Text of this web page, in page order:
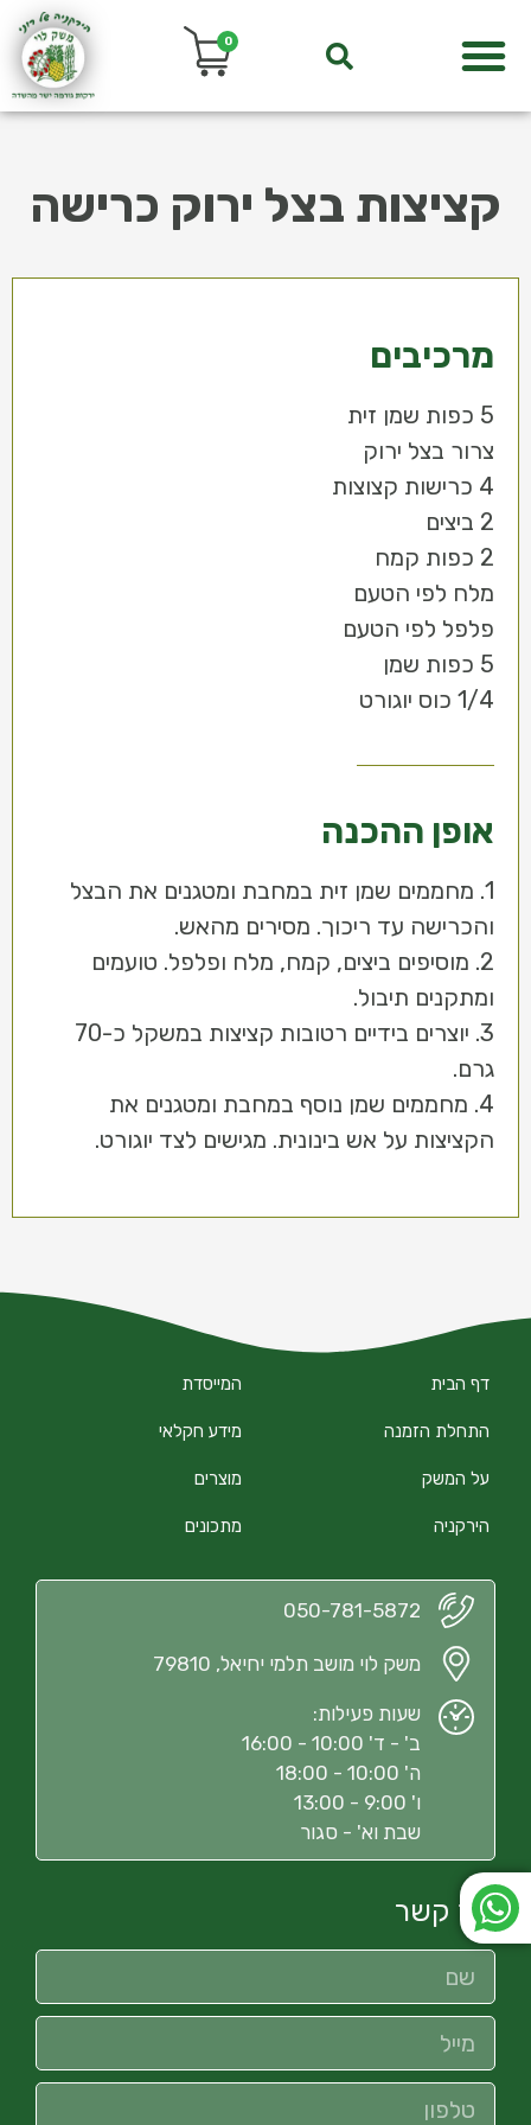
0
קציצות בצל ירוק כרישה
מרכיבים
5 כפות שמן זית
צרור בצל ירוק
4 כרישות קצוצות
2 ביצים
2 כפות קמח
מלח לפי הטעם
פלפל לפי הטעם
5 כפות שמן
1/4 כוס יוגורט
אופן ההכנה
1. מחממים שמן זית במחבת ומטגנים את הבצל
והכרישה עד ריכוך. מסירים מהאש.
2. מוסיפים ביצים, קמח, מלח ופלפל. טועמים
ומתקנים תיבול.
3. יוצרים בידיים רטובות קציצות במשקל כ-70
גרם.
4. מחממים שמן נוסף במחבת ומטגנים את
הקציצות על אש בינונית. מגישים לצד יוגורט.
דף הבית
התחלת הזמנה
על המשק
הירקניה
המייסדת
מידע חקלאי
מוצרים
מתכונים
050-781-5872
משק לוי מושב תלמי יחיאל, 79810
שעות פעילות:
ב' - ד' 10:00 - 16:00
ה' 10:00 - 18:00
ו' 9:00 - 13:00
שבת וא' - סגור
צור קשר